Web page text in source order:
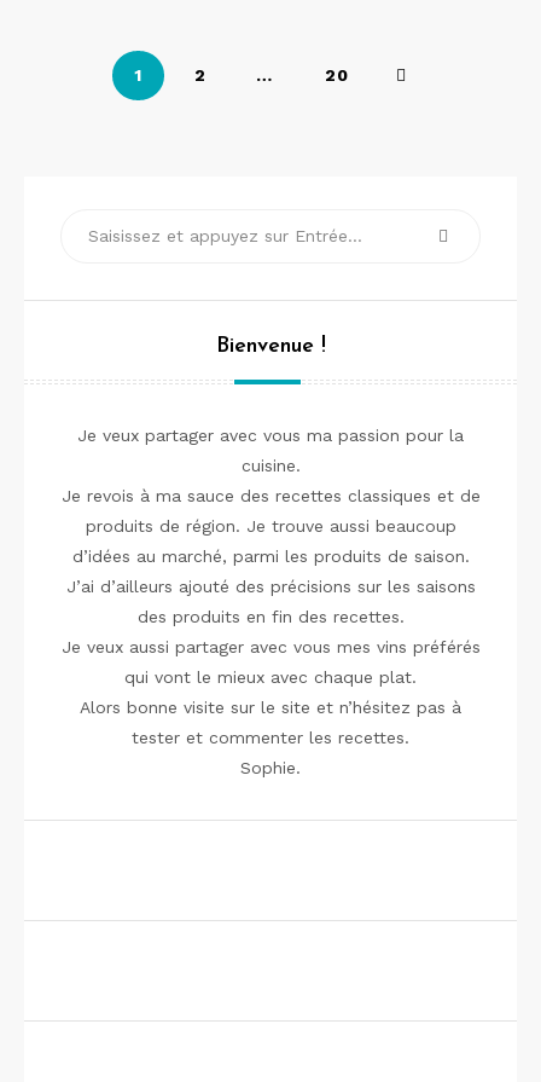
Pagination
1 2 … 20
Bienvenue !
Je veux partager avec vous ma passion pour la
cuisine.
Je revois à ma sauce des recettes classiques et de
produits de région. Je trouve aussi beaucoup
d’idées au marché, parmi les produits de saison.
J’ai d’ailleurs ajouté des précisions sur les saisons
des produits en fin des recettes.
Je veux aussi partager avec vous mes vins préférés
qui vont le mieux avec chaque plat.
Alors bonne visite sur le site et n’hésitez pas à
tester et commenter les recettes.
Sophie.